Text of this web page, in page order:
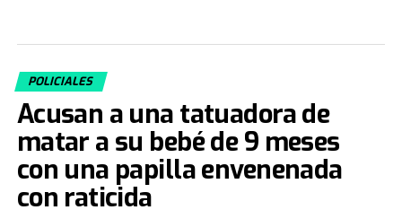
POLICIALES
Acusan a una tatuadora de
matar a su bebé de 9 meses
con una papilla envenenada
con raticida